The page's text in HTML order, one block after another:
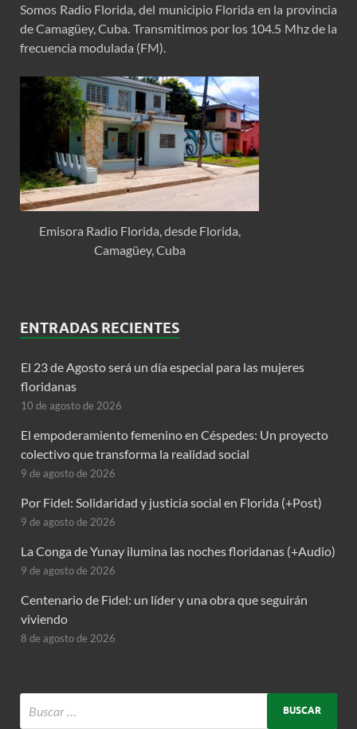
Somos Radio Florida, del municipio Florida en la provincia
de Camagüey, Cuba. Transmitimos por los 104.5 Mhz de la
frecuencia modulada (FM).
Emisora Radio Florida, desde Florida,
Camagüey, Cuba
ENTRADAS RECIENTES
El 23 de Agosto será un día especial para las mujeres
floridanas
10 de agosto de 2026
El empoderamiento femenino en Céspedes: Un proyecto
colectivo que transforma la realidad social
9 de agosto de 2026
Por Fidel: Solidaridad y justicia social en Florida (+Post)
9 de agosto de 2026
La Conga de Yunay ilumina las noches floridanas (+Audio)
9 de agosto de 2026
Centenario de Fidel: un líder y una obra que seguirán
viviendo
8 de agosto de 2026